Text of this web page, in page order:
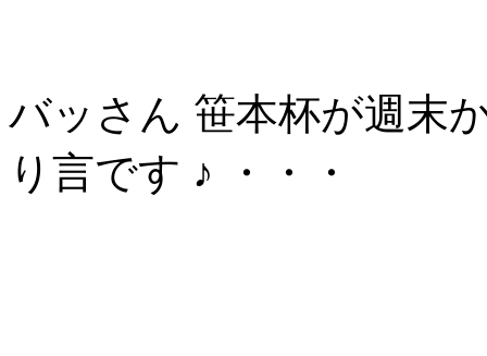
バッさん 笹本杯が週末
り言です ♪ ・・・